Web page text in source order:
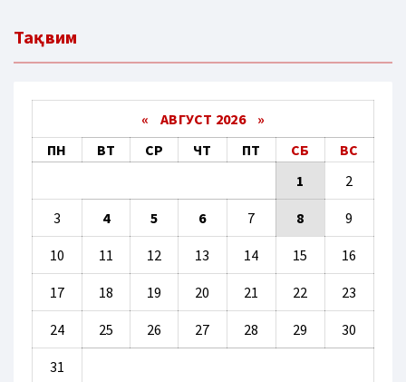
Тақвим
« АВГУСТ 2026 »
ПН
ВТ СР ЧТ ПТ СБ
ВС
1
2
3 4 5 6 7 8 9
10 11 12 13 14 15 16
17 18 19 20 21 22 23
24 25 26 27 28 29 30
31